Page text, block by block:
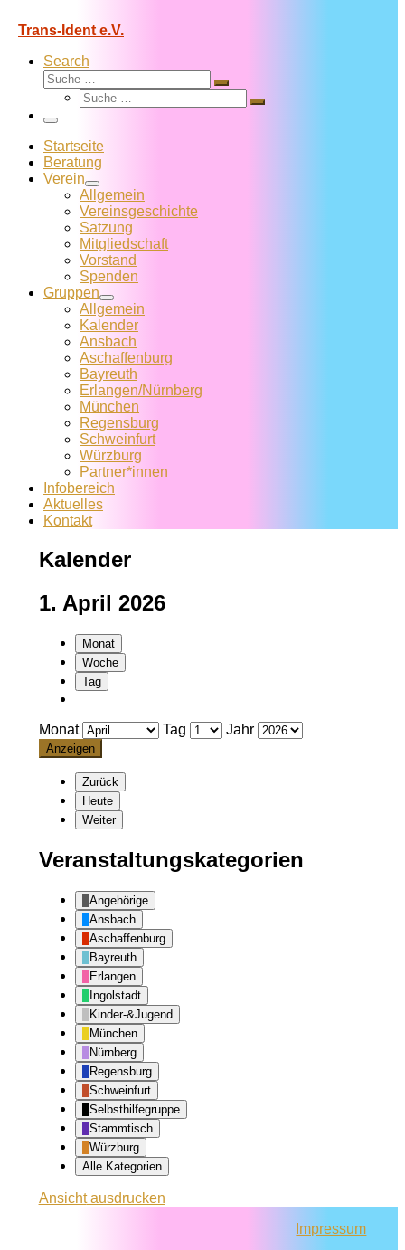
Trans-Ident e.V.
Search
Suche
Suche
Suche
Suche
Menü
Startseite
Beratung
Verein
Allgemein
Vereins­geschichte
Satzung
Mitglied­schaft
Vorstand
Spenden
Gruppen
Allgemein
Kalender
Ansbach
Aschaffenburg
Bayreuth
Erlangen/Nürnberg
München
Regensburg
Schweinfurt
Würzburg
Partner*innen
Infobereich
Aktuelles
Kontakt
Kalender
1. April 2026
Monat
Woche
Tag
Monat Tag Jahr
Zurück
Heute
Weiter
Veranstaltungskategorien
Angehörige
Ansbach
Aschaffenburg
Bayreuth
Erlangen
Ingolstadt
Kinder-&Jugend
München
Nürnberg
Regensburg
Schweinfurt
Selbsthilfegruppe
Stammtisch
Würzburg
Alle Kategorien
Ansichtausdrucken
Impressum